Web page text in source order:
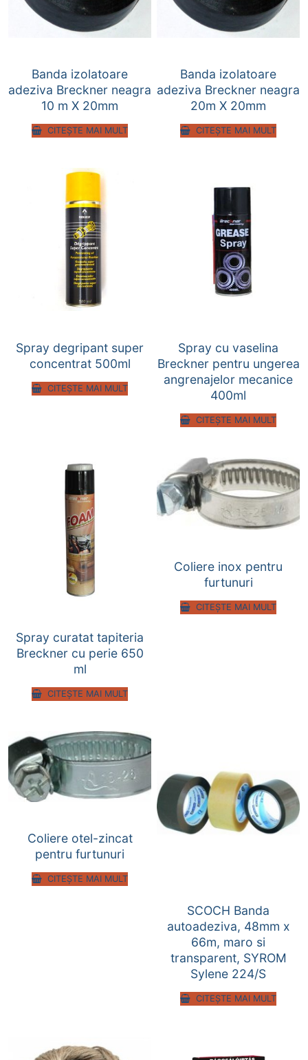
Banda izolatoare
adeziva Breckner neagra
10 m X 20mm
CITEȘTE MAI MULT
Banda izolatoare
adeziva Breckner neagra
20m X 20mm
CITEȘTE MAI MULT
Spray degripant super
concentrat 500ml
CITEȘTE MAI MULT
Spray cu vaselina
Breckner pentru ungerea
angrenajelor mecanice
400ml
CITEȘTE MAI MULT
Spray curatat tapiteria
Breckner cu perie 650
ml
CITEȘTE MAI MULT
Coliere inox pentru
furtunuri
CITEȘTE MAI MULT
Coliere otel-zincat
pentru furtunuri
CITEȘTE MAI MULT
SCOCH Banda
autoadeziva, 48mm x
66m, maro si
transparent, SYROM
Sylene 224/S
CITEȘTE MAI MULT